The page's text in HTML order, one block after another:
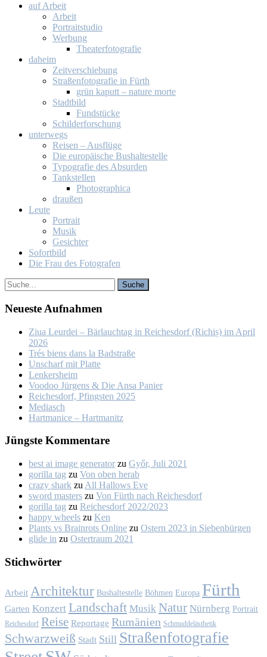
auf Ar­beit
Ar­beit
Por­trait­stu­dio
Wer­bung
Thea­ter­fo­to­gra­fie
da­heim
Zeit­ver­schie­bung
Stra­ßen­fo­to­gra­fie in Fürth
grün ka­putt – na­tu­re mor­te
Stadt­bild
Fund­stü­cke
Schil­der­for­schung
un­ter­wegs
Rei­sen – Aus­flü­ge
Die eu­ro­päi­sche Bus­hal­te­stel­le
Ty­po­gra­fie des Ab­sur­den
Tank­stel­len
Pho­to­gra­phi­ca
drau­ßen
Leu­te
Por­trait
Mu­sik
Ge­sich­ter
So­fort­bild
Die Frau des Fo­to­gra­fen
Neu­es­te Auf­nah­men
Ziua Leur­dei – Bär­lauch­tag in Rei­ches­dorf (Ri­chiș) im April
2026
Trés biens dans la Bad­stra­ße
Un­scharf mit Plat­te
Len­kers­heim
Voo­doo Jür­gens & Die An­sa Pa­nier
Rei­ches­dorf, Pfings­ten 2025
Me­dia­sch
Hart­ma­nice – Hart­ma­nitz
Jüngs­te Kom­men­ta­re
best ai image generator zu Győr, Ju­li 2021
gorilla tag zu Von oben her­ab
crazy shark zu All Hal­lows Eve
sword masters zu Von Fürth nach Rei­ches­dorf
gorilla tag zu Rei­ches­dorf 2022/2023
happy wheels zu Ken
Plants vs Brainrots Online zu Os­tern 2023 in Sie­ben­bür­gen
glide in zu Os­ter­traum 2021
Stich­wör­ter
Arbeit Architektur Bushaltestelle Böhmen Europa Fürth
Garten Konzert Landschaft Musik Natur Nürnberg Portrait
Reichesdorf Reise Reportage Rumänien Schmuddelästhetik
Schwarzweiß Stadt Still Straßenfotografie